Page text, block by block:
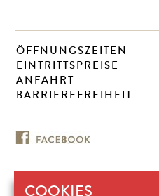
COOKIES
ÖFFNUNGSZEITEN
EINTRITTSPREISE
ANFAHRT
BARRIEREFREIHEIT